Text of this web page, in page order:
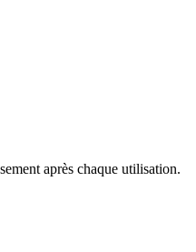
après chaque utilisation.